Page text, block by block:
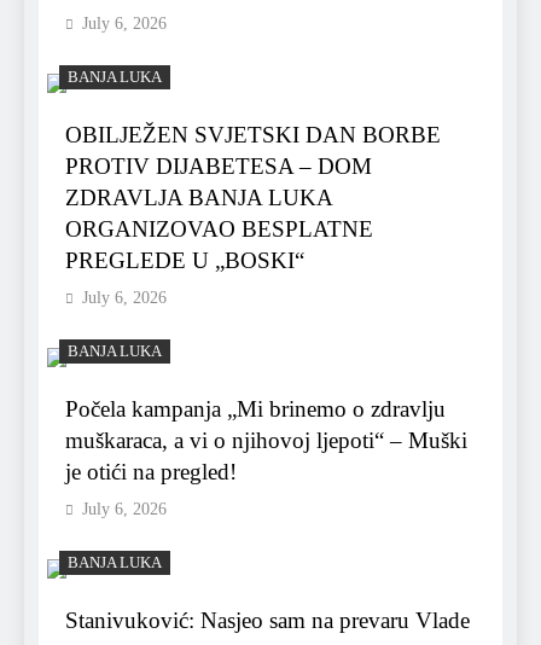
July 6, 2026
BANJA LUKA
OBILJEŽEN SVJETSKI DAN BORBE
PROTIV DIJABETESA – DOM
ZDRAVLJA BANJA LUKA
ORGANIZOVAO BESPLATNE
PREGLEDE U „BOSKI“
July 6, 2026
BANJA LUKA
Počela kampanja „Mi brinemo o zdravlju
muškaraca, a vi o njihovoj ljepoti“ – Muški
je otići na pregled!
July 6, 2026
BANJA LUKA
Stanivuković: Nasjeo sam na prevaru Vlade